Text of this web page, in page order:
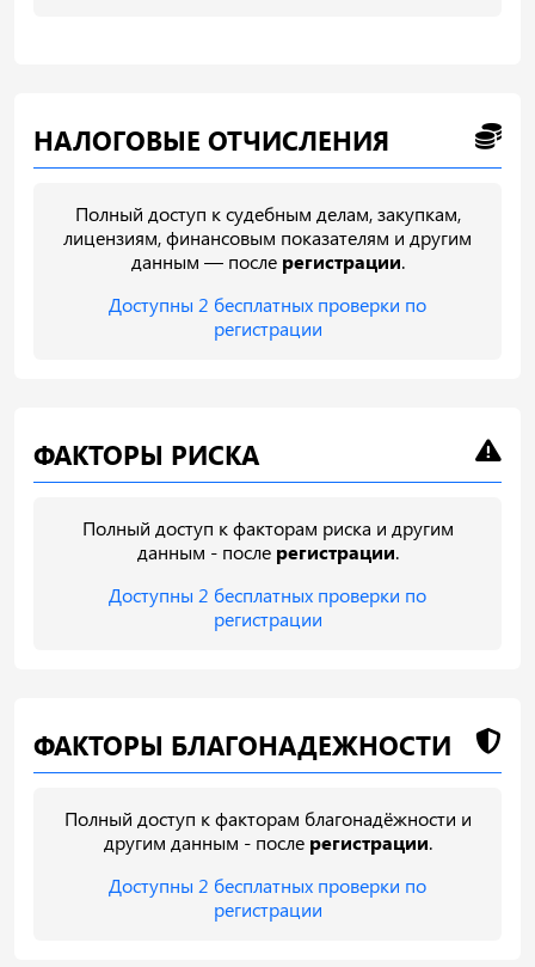
НАЛОГОВЫЕ ОТЧИСЛЕНИЯ
Полный доступ к судебным делам, закупкам,
лицензиям, финансовым показателям и другим
данным — после регистрации.
Доступны 2 бесплатных проверки по
регистрации
ФАКТОРЫ РИСКА
Полный доступ к факторам риска и другим
данным - после регистрации.
Доступны 2 бесплатных проверки по
регистрации
ФАКТОРЫ БЛАГОНАДЕЖНОСТИ
Полный доступ к факторам благонадёжности и
другим данным - после регистрации.
Доступны 2 бесплатных проверки по
регистрации